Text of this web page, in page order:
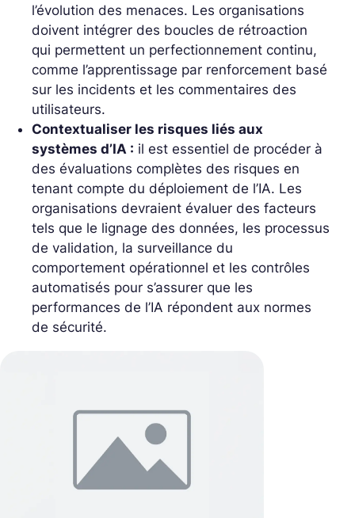
l’évolution des menaces. Les organisations
doivent intégrer des boucles de rétroaction
qui permettent un perfectionnement continu,
comme l’apprentissage par renforcement basé
sur les incidents et les commentaires des
utilisateurs.
Contextualiser les risques liés aux
systèmes d’IA : il est essentiel de procéder à
des évaluations complètes des risques en
tenant compte du déploiement de l’IA. Les
organisations devraient évaluer des facteurs
tels que le lignage des données, les processus
de validation, la surveillance du
comportement opérationnel et les contrôles
automatisés pour s’assurer que les
performances de l’IA répondent aux normes
de sécurité.